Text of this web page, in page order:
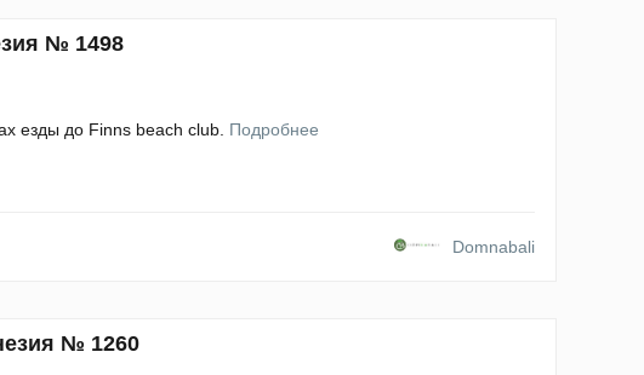
№ 1498
езды до Finns beach club. Подробнее
Domnabali
№ 1260